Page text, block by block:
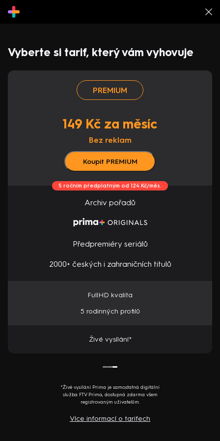
Vyberte si tarif, který vám vyhovuje
PREMIUM
149 Kč za měsíc
Bez reklam
Koupit PREMIUM
S ročním předplatným od 124 Kč/měs.
Archiv pořadů
Předpremiéry seriálů
2000+ českých i zahraničních titulů
FullHD kvalita
5 rodinných profilů
Živé vysílání*
*Živé vysílání Prima je samostatná digitální
služba FTV Prima, dostupná zdarma všem
registrovaným uživatelům.
Více informací o tarifech